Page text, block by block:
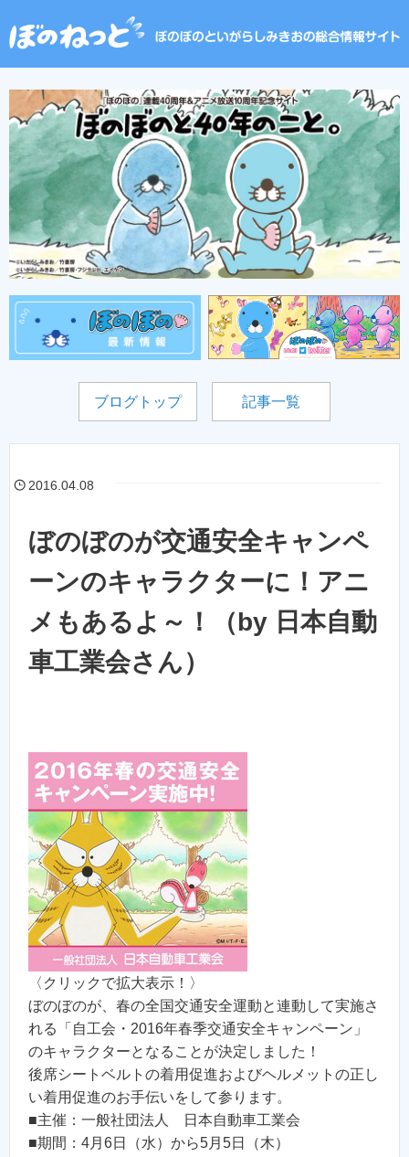
ブログトップ 記事一覧
2016.04.08
ぼのぼのが交通安全キャンペ
ーンのキャラクターに！アニ
メもあるよ～！（by 日本自動
車工業会さん）
〈クリックで拡大表示！〉
ぼのぼのが、春の全国交通安全運動と連動して実施さ
れる「自工会・2016年春季交通安全キャンペーン」
のキャラクターとなることが決定しました！
後席シートベルトの着用促進およびヘルメットの正し
い着用促進のお手伝いをして参ります。
■主催：一般社団法人 日本自動車工業会
■期間：4月6日（水）から5月5日（木）